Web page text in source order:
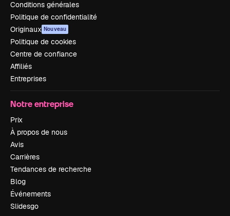
Conditions générales
Politique de confidentialité
Originaux Nouveau
Politique de cookies
Centre de confiance
Affiliés
Entreprises
Notre entreprise
Prix
À propos de nous
Avis
Carrières
Tendances de recherche
Blog
Événements
Slidesgo